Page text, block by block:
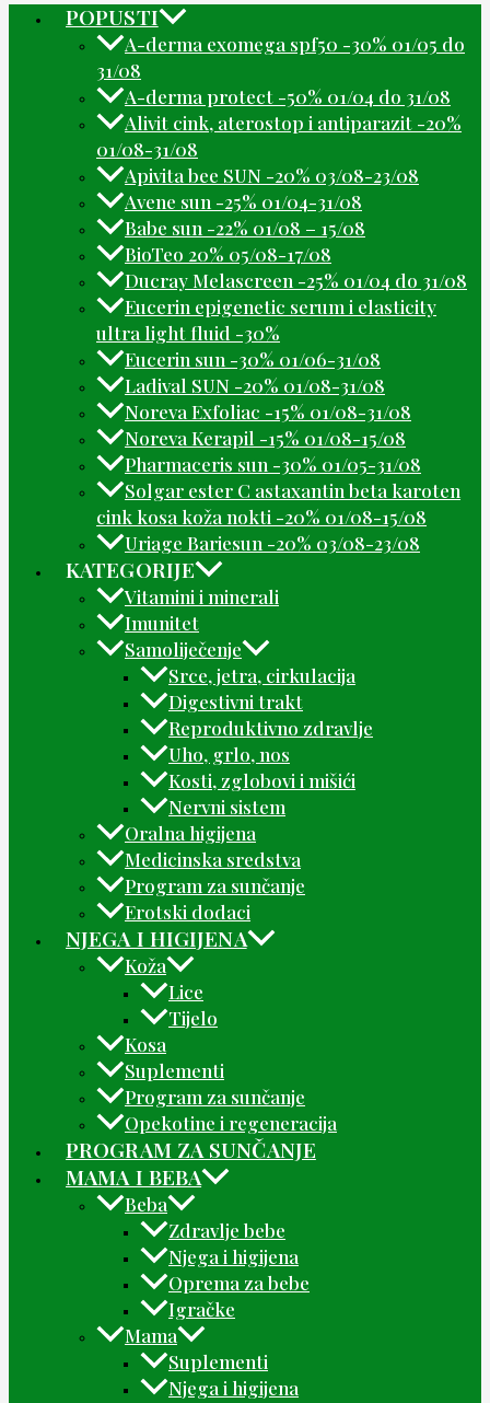
POPUSTI
A-derma exomega spf50 -30% 01/05 do
31/08
A-derma protect -50% 01/04 do 31/08
Alivit cink, aterostop i antiparazit -20%
01/08-31/08
Apivita bee SUN -20% 03/08-23/08
Avene sun -25% 01/04-31/08
Babe sun -22% 01/08 – 15/08
BioTeo 20% 05/08-17/08
Ducray Melascreen -25% 01/04 do 31/08
Eucerin epigenetic serum i elasticity
ultra light fluid -30%
Eucerin sun -30% 01/06-31/08
Ladival SUN -20% 01/08-31/08
Noreva Exfoliac -15% 01/08-31/08
Noreva Kerapil -15% 01/08-15/08
Pharmaceris sun -30% 01/05-31/08
Solgar ester C astaxantin beta karoten
cink kosa koža nokti -20% 01/08-15/08
Uriage Bariesun -20% 03/08-23/08
KATEGORIJE
Vitamini i minerali
Imunitet
Samoliječenje
Srce, jetra, cirkulacija
Digestivni trakt
Reproduktivno zdravlje
Uho, grlo, nos
Kosti, zglobovi i mišići
Nervni sistem
Oralna higijena
Medicinska sredstva
Program za sunčanje
Erotski dodaci
NJEGA I HIGIJENA
Koža
Lice
Tijelo
Kosa
Suplementi
Program za sunčanje
Opekotine i regeneracija
PROGRAM ZA SUNČANJE
MAMA I BEBA
Beba
Zdravlje bebe
Njega i higijena
Oprema za bebe
Igračke
Mama
Suplementi
Njega i higijena